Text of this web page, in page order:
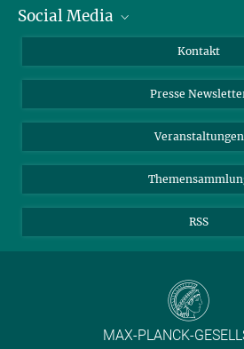
Zahlen und Fakten
Bluesky
TikTok
Social Media
Instagram
YouTube
Kontakt
Presse
Veranstaltungen
RSS
MAX-PLANCK-